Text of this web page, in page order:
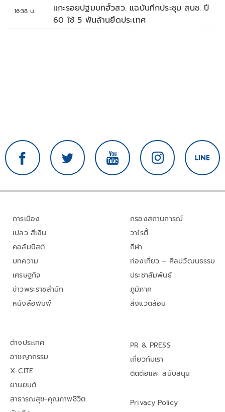
16:38 น.
แกะรอยปฐมบทฮั้วสว. แฉบันทึกประชุม สนช. ปี
60 ใช้ 5 พันล้านยึดประเทศ
การเมือง
เปลว สีเงิน
คอลัมนิสต์
บทความ
เศรษฐกิจ
ข่าวพระราชสำนัก
หนังสือพิมพ์
กรองสถานการณ์
วาไรตี้
กีฬา
ท่องเที่ยว – ศิลปวัฒนธรรม
ประชาสัมพันธ์
ภูมิภาค
สิ่งแวดล้อม
ต่างประเทศ
อาชญากรรม
X-CITE
ยานยนต์
สาธารณสุข-คุณภาพชีวิต
PR & PRESS
เกี่ยวกับเรา
ติดต่อและ สนับสนุน
Privacy Policy